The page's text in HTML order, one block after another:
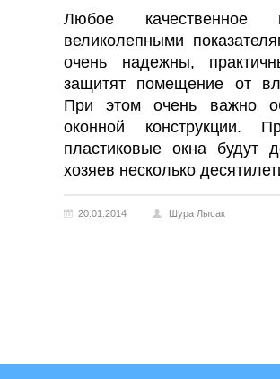
Любое качественное
великолепными
очень надежны,
защитят помещение от
При этом очень важно
оконной конструкции.
пластиковые окна будут
хозяев несколько
20.01.2014 Шура Лысак